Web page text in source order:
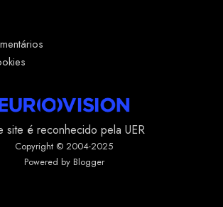
site é reconhecido pela UER
Copyright © 2004-2025
Powered by Blogger